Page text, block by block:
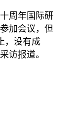
周年国际研
加会议，但
，没有成
访报道。